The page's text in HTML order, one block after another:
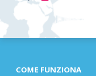
COME FUNZIONA